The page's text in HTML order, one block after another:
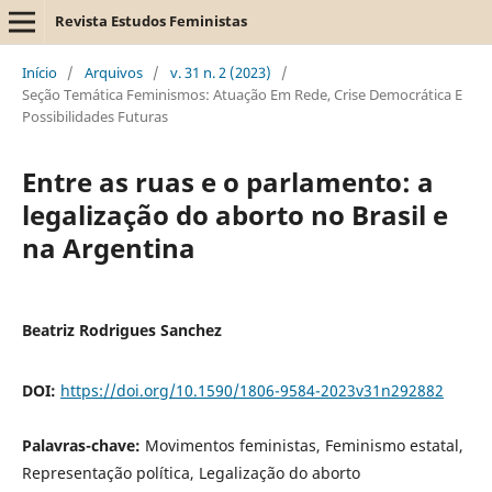
Revista Estudos Feministas
Início / Arquivos / v. 31 n. 2 (2023)
/
Seção Temática Feminismos: Atuação Em Rede, Crise Democrática E
Possibilidades Futuras
Entre as ruas e o parlamento: a
legalização do aborto no Brasil e
na Argentina
Beatriz Rodrigues Sanchez
DOI: https://doi.org/10.1590/1806-9584-2023v31n292882
Palavras-chave: Movimentos feministas, Feminismo estatal,
Representação política, Legalização do aborto